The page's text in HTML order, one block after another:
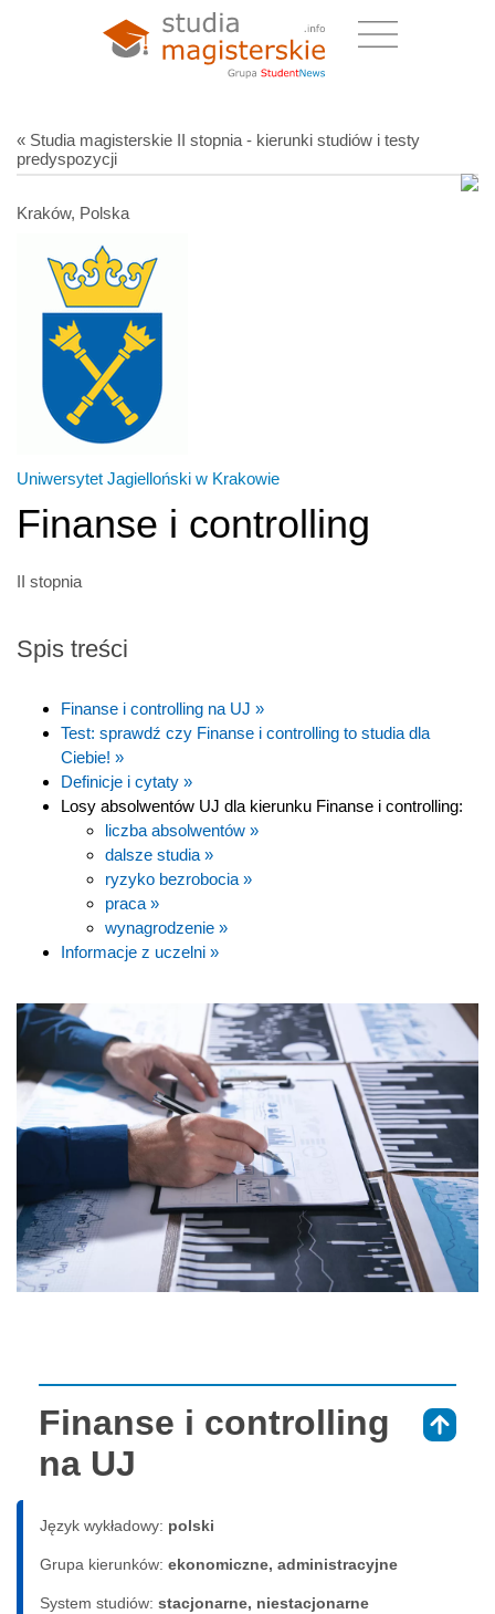
« Studia magisterskie II stopnia - kierunki studiów i testy
predyspozycji
Kraków, Polska
Uniwersytet Jagielloński w Krakowie
Finanse i controlling
II stopnia
Spis treści
Finanse i controlling na UJ »
Test: sprawdź czy Finanse i controlling to studia dla
Ciebie! »
Definicje i cytaty »
Losy absolwentów UJ dla kierunku Finanse i controlling:
liczba absolwentów »
dalsze studia »
ryzyko bezrobocia »
praca »
wynagrodzenie »
Informacje z uczelni »
Finanse i controlling
na UJ
Język wykładowy: polski
Grupa kierunków: ekonomiczne, administracyjne
System studiów: sta­cjo­nar­ne, nie­sta­cjo­nar­ne